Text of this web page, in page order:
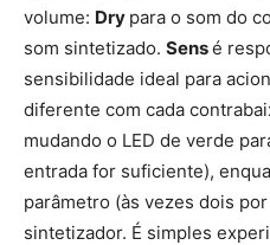
volume: Dry para o som do
som sintetizado. Sensé
sensibilidade ideal para
diferente com cada
mudando o LED de verde
entrada for suficiente),
parâmetro (às vezes dois
sintetizador. É simples